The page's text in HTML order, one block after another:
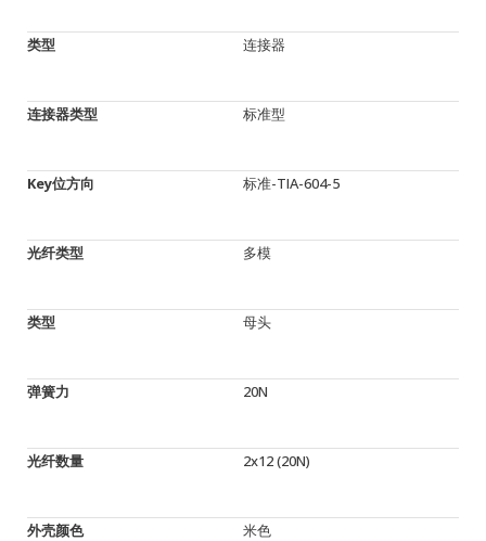
类型 连接器
连接器类型 标准型
Key位方向 标准-TIA-604-5
光纤类型 多模
类型 母头
弹簧力 20N
光纤数量 2x12 (20N)
外壳颜色 米色